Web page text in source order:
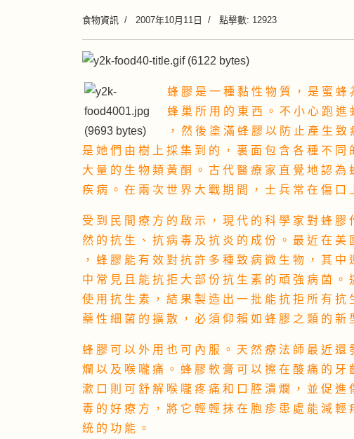
食物資訊 2007年10月11日 點擊數: 12923
蜂 膠 是 一 種 黏 性 物 質 ， 是 蜜 蜂
蜂 巢 所 用 的 東 西 。 不 小 心 跑 進
， 然 後 塗 滿 蜂 膠 以 防 止 產 生
是 她 們 由 樹 上 採 集 到 的 ， 裏 面 包 含 各 種 不 同
大 量 的 生 物 類 黃 酮 。 古 代 醫 療 家 直 覺 地 認
疾 病 。 在 兩 次 世 界 大 戰 期 間 ， 士 兵 常 在 傷 口
受 到 民 間 療 方 的 啟 示 ， 現 代 的 科 學 家 對 蜂 膠
然 的 抗 生 、 抗 病 毒 及 抗 炎 的 成 份 。 最 近 在 美
， 蜂 膠 能 有 效 對 抗 許 多 種 致 病 微 生 物 ， 其
中 常 見 且 能 抗 拒 大 部 份 抗 生 素 的 頑 強 病 菌
使 用 抗 生 素 ， 結 果 製 造 出 一 批 能 抗 拒 所 有 抗
藥 性 細 菌 的 擴 散 ， 必 須 仰 賴 如 蜂 膠 之 類 的 新
蜂 膠 可 以 外 用 也 可 內 服 。 天 然 療 法 師 最 近
爛 以 及 喉 嚨 痛 。 蜂 膠 軟 膏 可 以 擦 在 酸 痛 的 牙
漱 口 則 可 舒 解 喉 嚨 疼 痛 和 口 腔 潰 爛 ， 並 促 進
毒 的 好 療 方 ， 將 它 輕 輕 抹 在 胞 疹 患 處 能 減 輕
統 的 功 能 。